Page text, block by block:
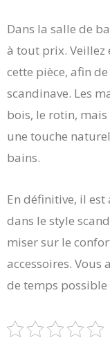
Dans la salle de
à tout prix. Veillez
cette pièce, afin
scandinave. Les
bois, le rotin,
une touche
bains.
En définitive, il
dans le style
miser sur le
accessoires. Vous
de temps